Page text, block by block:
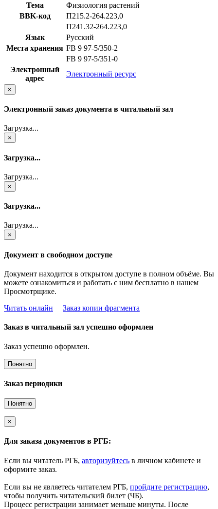
Тема
Физиология растений
BBK-код
П215.2-264.223,0
П241.32-264.223,0
Язык
Русский
Места хранения FB 9 97-5/350-2
FB 9 97-5/351-0
Электронный
адрес
Электронный ресурс
×
Электронный заказ документа в читальный зал
Загрузка...
×
Загрузка...
Загрузка...
×
Загрузка...
Загрузка...
×
Документ в свободном доступе
Документ находится в открытом доступе в полном объёме. Вы
можете ознакомиться и работать с ним бесплатно в нашем
Просмотрщике.
Читать онлайн
Заказ копии фрагмента
Заказ в читальный зал успешно оформлен
Заказ успешно оформлен.
Понятно
Заказ периодики
Понятно
×
Для заказа документов в РГБ:
Если вы читатель РГБ, авторизуйтесь в личном кабинете и
оформите заказ.
Если вы не являетесь читателем РГБ, пройдите регистрацию,
чтобы получить читательский билет (ЧБ).
Процесс регистрации занимает меньше минуты. После